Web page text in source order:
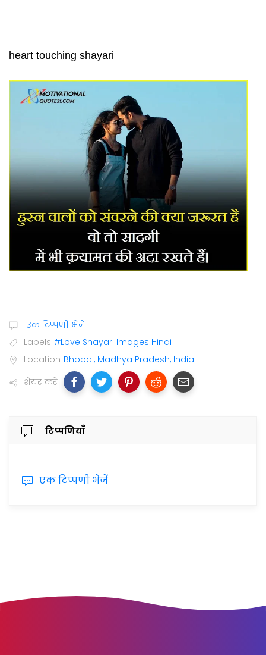
heart touching shayari
एक टिप्पणी भेजें
Labels #Love Shayari Images Hindi
Location Bhopal, Madhya Pradesh, India
शेयर करें
टिप्पणियाँ
एक टिप्पणी भेजें